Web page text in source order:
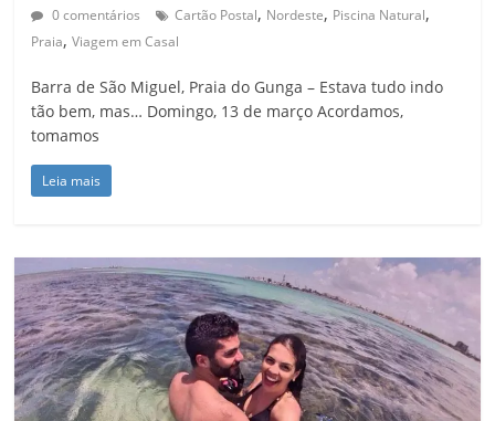
0 comentários
Cartão Postal, Nordeste, Piscina Natural,
Praia,Viagem em Casal
Barra de São Miguel, Praia do Gunga – Estava tudo indo
tão bem, mas… Domingo, 13 de março Acordamos,
tomamos
Leia mais